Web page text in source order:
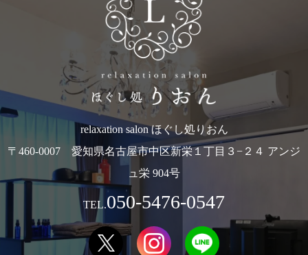
relaxation salon ほぐし処りおん
〒460-0007 愛知県名古屋市中区新栄１丁目３−２４ アンジ
ュ栄 904号
TEL.050-5476-0547